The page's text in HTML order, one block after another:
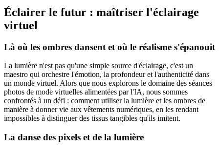
Éclairer le futur : maîtriser l'éclairage
virtuel
Là où les ombres dansent et où le réalisme s'épanouit
La lumière n'est pas qu'une simple source d'éclairage, c'est un
maestro qui orchestre l'émotion, la profondeur et l'authenticité dans
un monde virtuel. Alors que nous explorons le domaine des séances
photos de mode virtuelles alimentées par l'IA, nous sommes
confrontés à un défi : comment utiliser la lumière et les ombres de
manière à donner vie aux vêtements numériques, en les rendant
impossibles à distinguer des tissus tangibles qu'ils imitent.
La danse des pixels et de la lumière